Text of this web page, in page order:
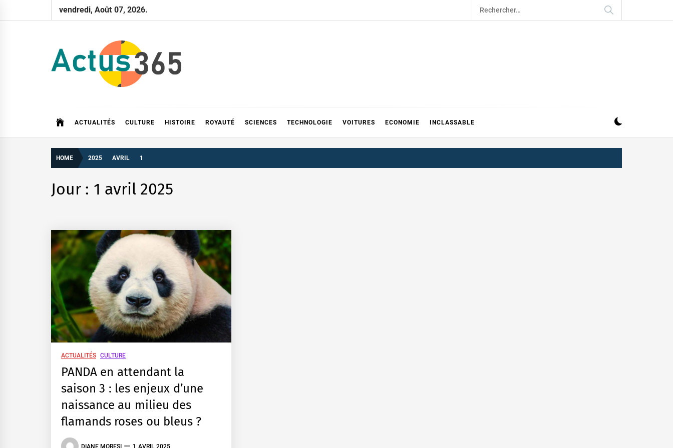
to
vendredi, Août 07, 2026. Rechercher :
ACTUALITÉS CULTURE HISTOIRE ROYAUTÉ SCIENCES TECHNOLOGIE VOITURES ECONOMIE INCLASSABLE
HOME 2025 AVRIL 1
Jour : 1 avril 2025
ACTUALITÉS CULTURE
PANDA en attendant la
saison 3 : les enjeux d’une
naissance au milieu des
flamands roses ou bleus ?
DIANE MORESI 1 AVRIL 2025